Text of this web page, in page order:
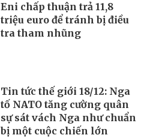
Eni chấp thuận trả 11,8
triệu euro để tránh bị điều
tra tham nhũng
Tin tức thế giới 18/12: Nga
tố NATO tăng cường quân
sự sát vách Nga như chuẩn
bị một cuộc chiến lớn